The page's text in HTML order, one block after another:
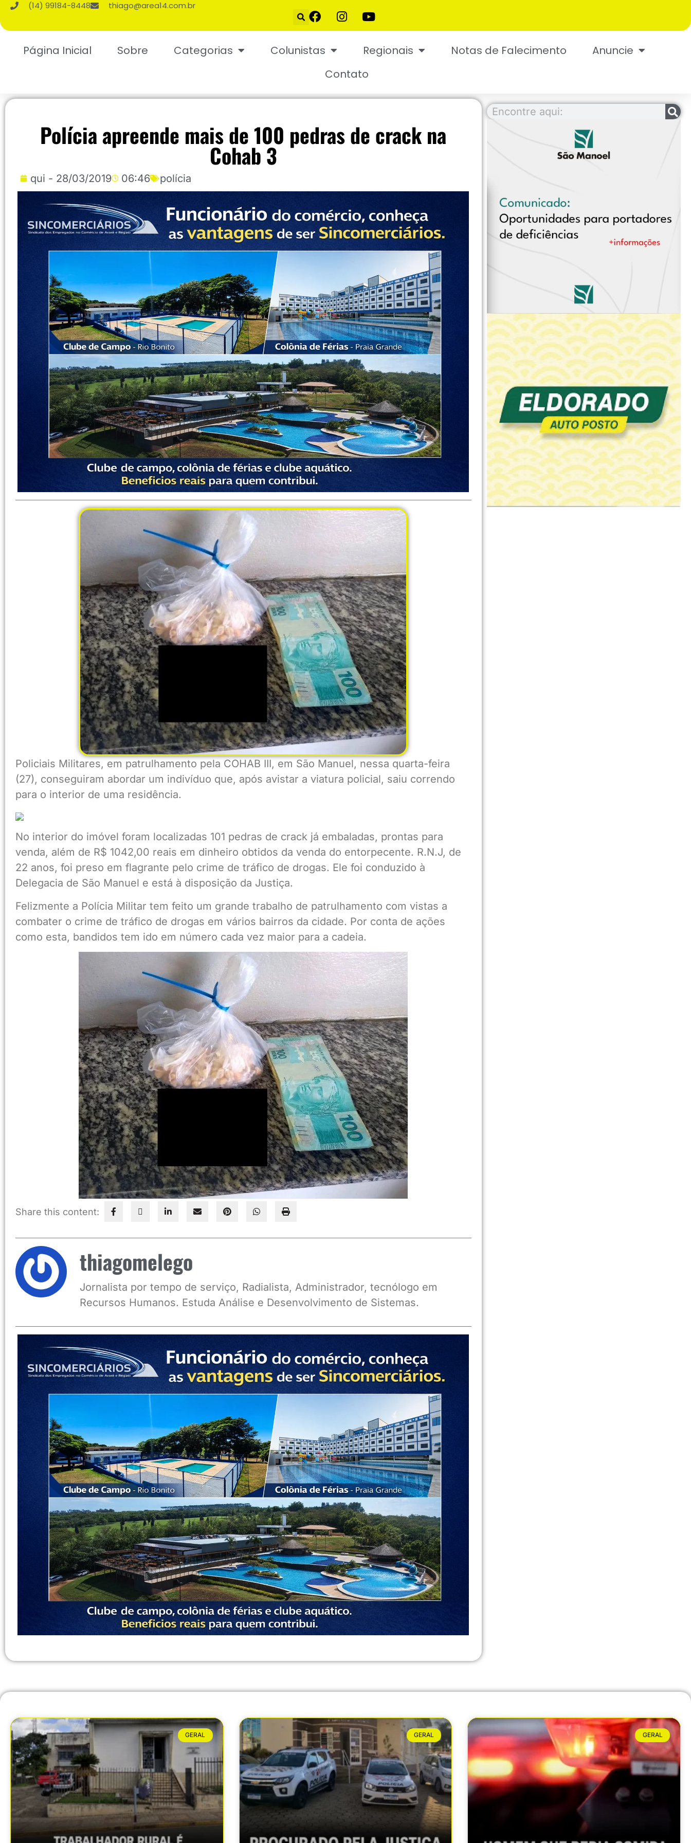
(14) 99184-8448 thiago@area14.com.br
Página Inicial Sobre Categorias Colunistas Regionais Notas de Falecimento
Anuncie
Contato
Polícia apreende mais de 100 pedras de crack na
Cohab 3
qui - 28/03/2019 06:46 polícia
Policiais Militares, em patrulhamento pela COHAB III, em São Manuel, nessa quarta-feira
(27), conseguiram abordar um indivíduo que, após avistar a viatura policial, saiu correndo
para o interior de uma residência.
No interior do imóvel foram localizadas 101 pedras de crack já embaladas, prontas para
venda, além de R$ 1042,00 reais em dinheiro obtidos da venda do entorpecente. R.N.J, de
22 anos, foi preso em flagrante pelo crime de tráfico de drogas. Ele foi conduzido à
Delegacia de São Manuel e está à disposição da Justiça.
Felizmente a Polícia Militar tem feito um grande trabalho de patrulhamento com vistas a
combater o crime de tráfico de drogas em vários bairros da cidade. Por conta de ações
como esta, bandidos tem ido em número cada vez maior para a cadeia.
Share this content:
thiagomelego
Jornalista por tempo de serviço, Radialista, Administrador, tecnólogo em
Recursos Humanos. Estuda Análise e Desenvolvimento de Sistemas.
GERAL GERAL GERAL